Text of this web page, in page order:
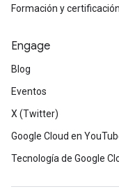
Formación y certificación
Engage
Blog
Eventos
X (Twitter)
Google Cloud en
Tecnología de Google